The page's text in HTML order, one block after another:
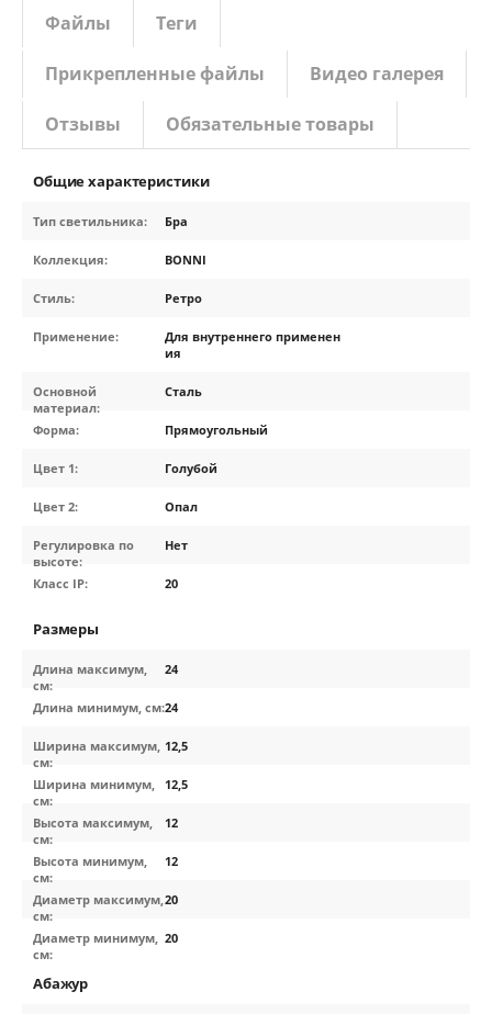
Файлы Теги
Прикрепленные файлы Видео галерея
Отзывы Обязательные товары
Общие характеристики
Тип светильника: Бра
Коллекция: BONNI
Стиль: Ретро
Применение:
Для внутреннего применен
ия
Основной
материал:
Сталь
Форма: Прямоугольный
Цвет 1: Голубой
Цвет 2: Опал
Регулировка по
высоте:
Нет
Класс IP: 20
Размеры
Длина максимум,
см:
24
Длина минимум, см:24
Ширина максимум,
см:
12,5
Ширина минимум,
см:
12,5
Высота максимум,
см:
12
Высота минимум,
см:
12
Диаметр максимум,
см:
20
Диаметр минимум,
см:
20
Абажур